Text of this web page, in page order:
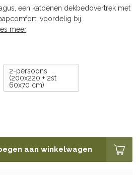
een katoenen dekbedovertrek met
voordelig bij
meer.
2-persoons
(200x220 + 2st
60x70 cm)
aan winkelwagen